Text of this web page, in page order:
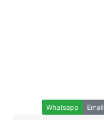
Whatsapp Email